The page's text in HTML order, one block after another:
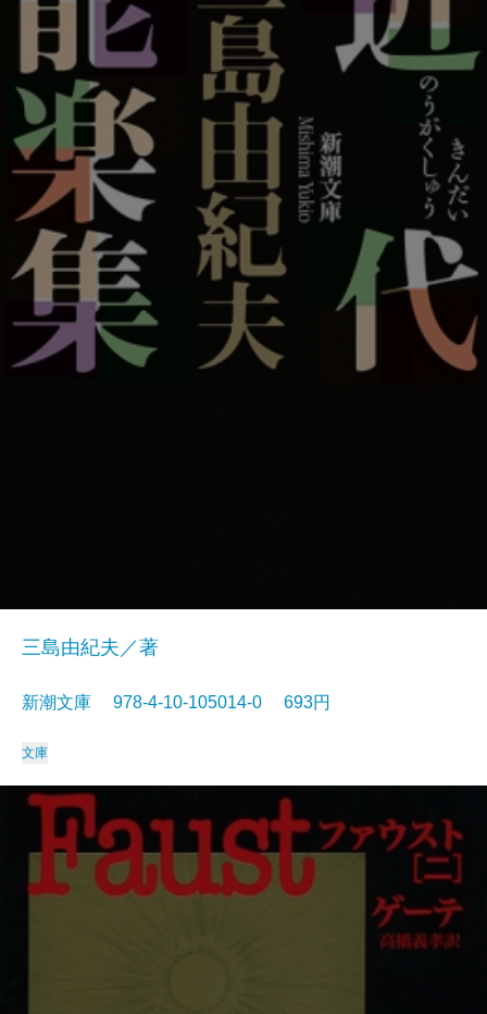
三島由紀夫／著
新潮文庫 978-4-10-105014-0 693円
文庫